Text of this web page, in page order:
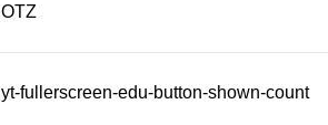
OTZ
yt-fullerscreen-edu-button-shown-count